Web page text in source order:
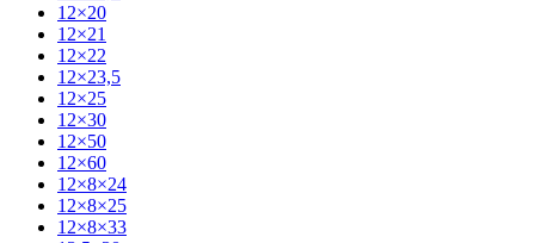
12×20
12×21
12×22
12×23,5
12×25
12×30
12×50
12×60
12×8×24
12×8×25
12×8×33